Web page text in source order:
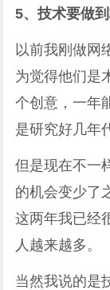
5、技术要做
以前我刚做网
为觉得他们是
个创意，一年
是研究好几年
但是现在不一
的机会变少了
这两年我已经
人越来越多。
当然我说的是